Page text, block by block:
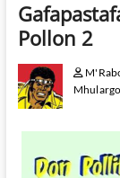
Pollon 2
Mhulargo